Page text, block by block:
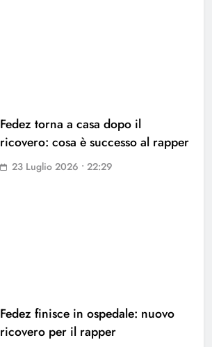
Fedez torna a casa dopo il
ricovero: cosa è successo al rapper
23 Luglio 2026 • 22:29
Fedez finisce in ospedale: nuovo
ricovero per il rapper